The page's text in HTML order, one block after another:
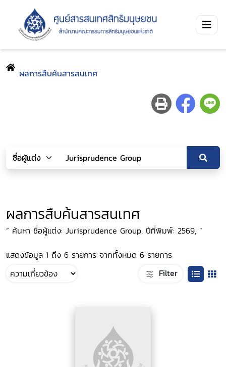
ผลการสืบค้นสารสนเทศ
ผลการสืบค้นสารสนเทศ
“ ค้นหา ชื่อผู้แต่ง: Jurisprudence Group, ปีที่พิมพ์: 2569, ”
แสดงข้อมูล 1 ถึง 6 รายการ จากทั้งหมด 6 รายการ
Filter